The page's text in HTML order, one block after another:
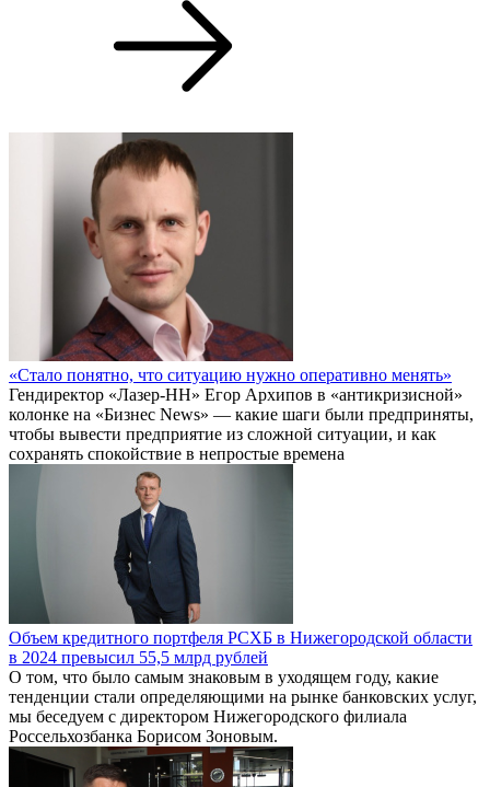
«Стало понятно, что ситуацию нужно оперативно менять»
Гендиректор «Лазер-НН» Егор Архипов в «антикризисной»
колонке на «Бизнес News» — какие шаги были предприняты,
чтобы вывести предприятие из сложной ситуации, и как
сохранять спокойствие в непростые времена
Объем кредитного портфеля РСХБ в Нижегородской области
в 2024 превысил 55,5 млрд рублей
О том, что было самым знаковым в уходящем году, какие
тенденции стали определяющими на рынке банковских услуг,
мы беседуем с директором Нижегородского филиала
Россельхозбанка Борисом Зоновым.